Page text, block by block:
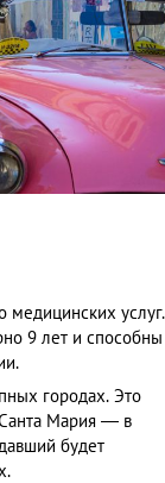
медицинских услуг.
9 лет и способны
городах. Это
Санта Мария — в
будет